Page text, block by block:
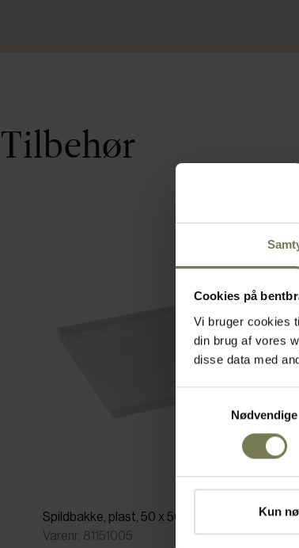
Cookies på
Vi bruger cookies
din brug af vores
disse data med
Nødvendige
Kun
Tilbehør
Spildbakke, plast, 50 x 50 cm grå
Varenr: 81151005